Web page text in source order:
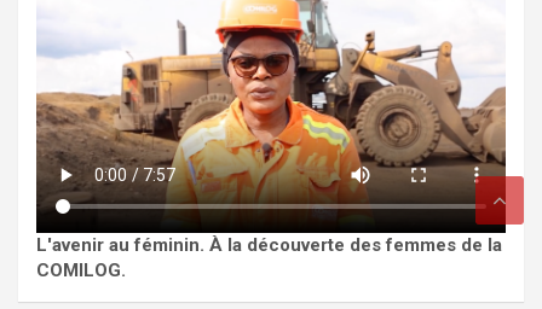
L'avenir au féminin. À la découverte des femmes de la
COMILOG.